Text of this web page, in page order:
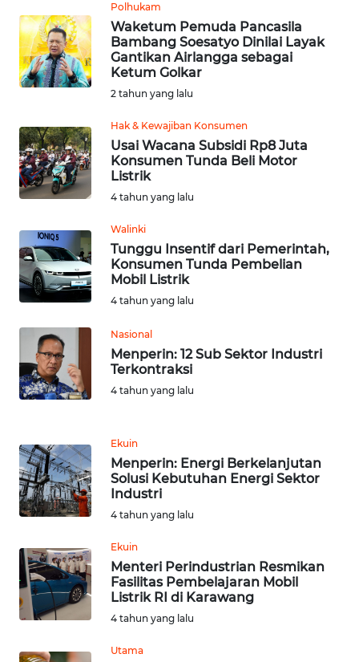
Polhukam
Waketum Pemuda Pancasila
Bambang Soesatyo Dinilai Layak
Gantikan Airlangga sebagai
Ketum Golkar
2 tahun yang lalu
Hak & Kewajiban Konsumen
Usai Wacana Subsidi Rp8 Juta
Konsumen Tunda Beli Motor
Listrik
4 tahun yang lalu
Walinki
Tunggu Insentif dari Pemerintah,
Konsumen Tunda Pembelian
Mobil Listrik
4 tahun yang lalu
Nasional
Menperin: 12 Sub Sektor Industri
Terkontraksi
4 tahun yang lalu
Ekuin
Menperin: Energi Berkelanjutan
Solusi Kebutuhan Energi Sektor
Industri
4 tahun yang lalu
Ekuin
Menteri Perindustrian Resmikan
Fasilitas Pembelajaran Mobil
Listrik RI di Karawang
4 tahun yang lalu
Utama
SIBER
REDAKSI
DISCLAIMER
Wahana
News
WN
SUMUT
JAKARTA
WN
JABAR
BANTEN
WN
NTT
WN
KEPRI
WN